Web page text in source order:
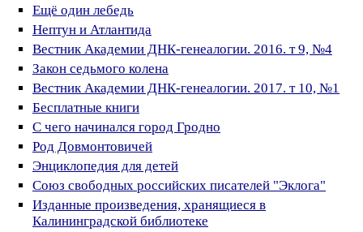
Ещё один лебедь
Нептун и Атлантида
Вестник Академии ДНК-генеалогии. 2016. т 9, №4
Закон седьмого колена
Вестник Академии ДНК-генеалогии. 2017. т 10, №1
Бесплатные книги
С чего начинался город Гродно
Род Довмонтовичей
Энциклопедия для детей
Союз свободных российских писателей "Эклога"
Изданные произведения, хранящиеся в
Калининградской библиотеке